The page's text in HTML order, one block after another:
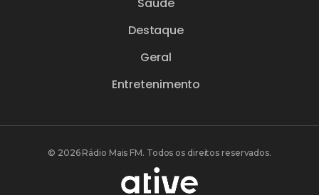
Saúde
Destaque
Geral
Entretenimento
© 2026 Rádio Mais FM. Todos os direitos reservados.